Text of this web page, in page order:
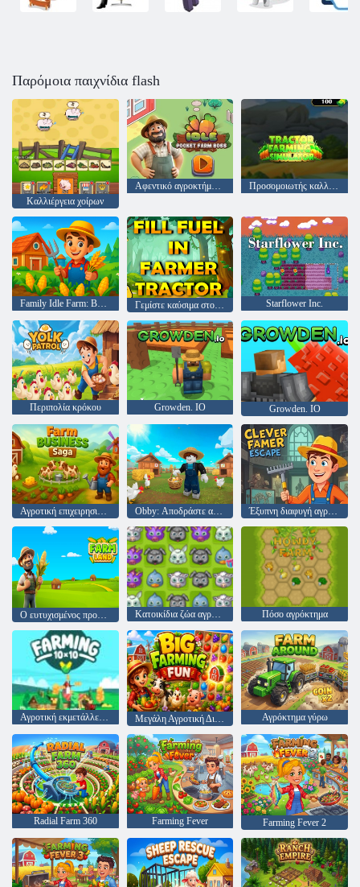
Παρόμοια παιχνίδια flash
Καλλιέργεια χοίρων
Αφεντικό αγροκτήματος αδράνειας Προσομοιωτής καλλιέργειας τρακτέρ
Family Idle Farm: Build & Harvest Γεμίστε καύσιμα στο τρακτέρ των αγροτών Starflower Inc.
Περιπολία κρόκου Growden. IO Growden. IO
Αγροτική επιχειρησιακή έπος Obby: Αποδράστε από το κοτόπουλο Coop Έξυπνη διαφυγή αγρότη
Ο ευτυχισμένος προσομοιωτής αγροκτήματος μου Κατοικίδια ζώα αγροκτήματος Πόσο αγρόκτημα
Αγροτική εκμετάλλευση 10x10 Αγρόκτημα γύρω
Radial Farm 360 Farming Fever Farming Fever 2